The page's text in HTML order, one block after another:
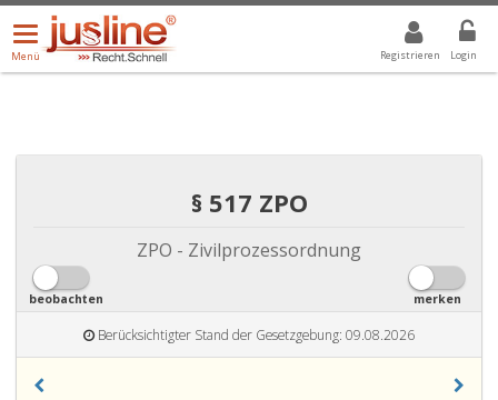
Registrieren Login
Menü
öffnen/schließen
Menü
ALLE DROPDOWN: GEWÄHLTER WERT IST ALLE
§ 517 ZPO
ZPO - Zivilprozessordnung
beobachten merken
Berücksichtigter Stand der Gesetzgebung: 09.08.2026